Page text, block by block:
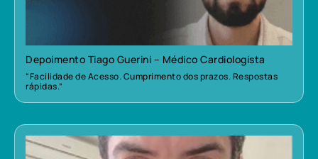
Depoimento Tiago Guerini – Médico Cardiologista
“Facilidade de Acesso. Cumprimento dos prazos. Respostas
rápidas.”